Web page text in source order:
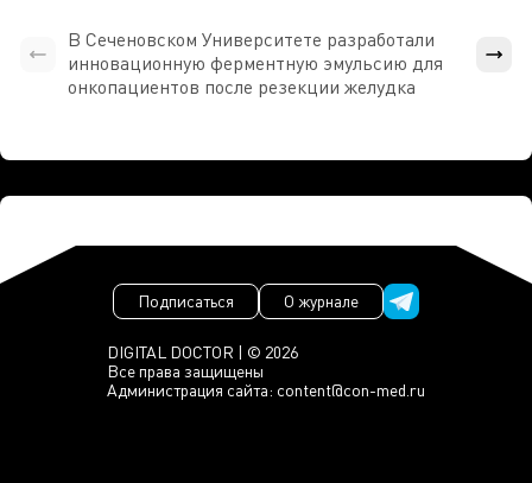
В Сеченовском Университете разработали
инновационную ферментную эмульсию для
онкопациентов после резекции желудка
DIGITAL DOCTOR | © 2026
Все права защищены
Администрация сайта: content@con-med.ru
Подписаться О журнале